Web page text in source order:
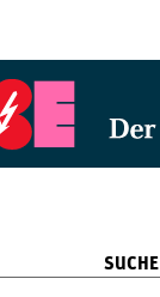
SUCHE